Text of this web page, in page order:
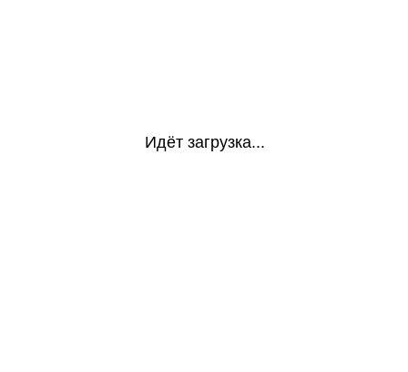
Идёт загрузка...